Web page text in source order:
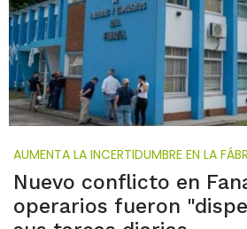
AUMENTA LA INCERTIDUMBRE EN LA
Nuevo conflicto en
operarios fueron